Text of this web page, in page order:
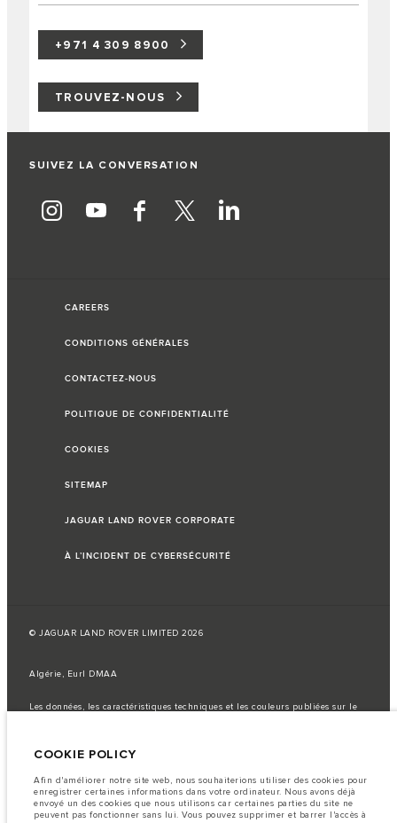
+971 4 309 8900
TROUVEZ-NOUS
SUIVEZ LA CONVERSATION
CAREERS
CONDITIONS GÉNÉRALES
CONTACTEZ-NOUS
POLITIQUE DE CONFIDENTIALITÉ
COOKIES
SITEMAP
JAGUAR LAND ROVER CORPORATE
À L’INCIDENT DE CYBERSÉCURITÉ
© JAGUAR LAND ROVER LIMITED 2026
Algérie, Eurl DMAA
Les données, les caractéristiques techniques et les couleurs publiées sur le
pénurie mondiale de semi-conducteurs affecte actuellement les
spécifications de construction des véhicules, la disponibilité des options et
les délais de construction. Cette situation s’avère très fluctuante, et par
conséquent, les images utilisées actuellement sur le site Web peuvent ne pas
COOKIE POLICY
Afin d'améliorer notre site web, nous souhaiterions utiliser des cookies pour
enregistrer certaines informations dans votre ordinateur. Nous avons déjà
envoyé un des cookies que nous utilisons car certaines parties du site ne
peuvent pas fonctionner sans lui. Vous pouvez supprimer et barrer l'accès à